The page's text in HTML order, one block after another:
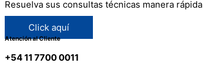
Resuelva sus consultas técnicas manera rápida
Click aquí
Atención al Cliente
+54 11 7700 0011